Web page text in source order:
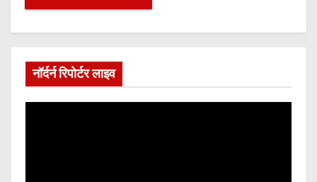
नॉर्दर्न रिपोर्टर लाइव